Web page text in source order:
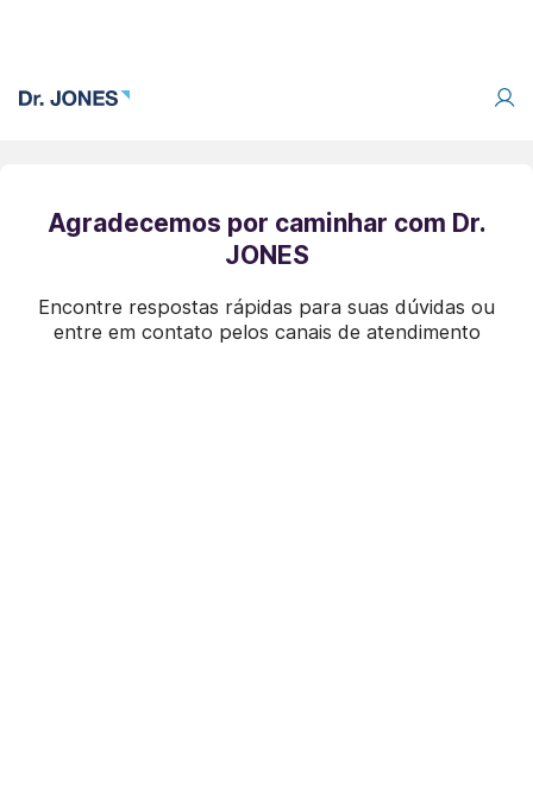
Agradecemos por caminhar com Dr.
JONES
Encontre respostas rápidas para suas dúvidas ou
entre em contato pelos canais de atendimento